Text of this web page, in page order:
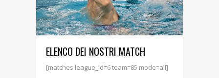
ELENCO DEI NOSTRI MATCH
[matches league_id=6 team=85 mode=all]